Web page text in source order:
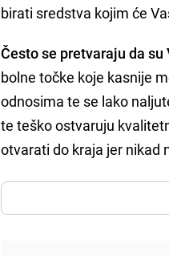
birati sredstva kojim će
Često se pretvaraju da
bolne točke koje kasnije
odnosima te se lako
te teško ostvaruju
otvarati do kraja jer nikad